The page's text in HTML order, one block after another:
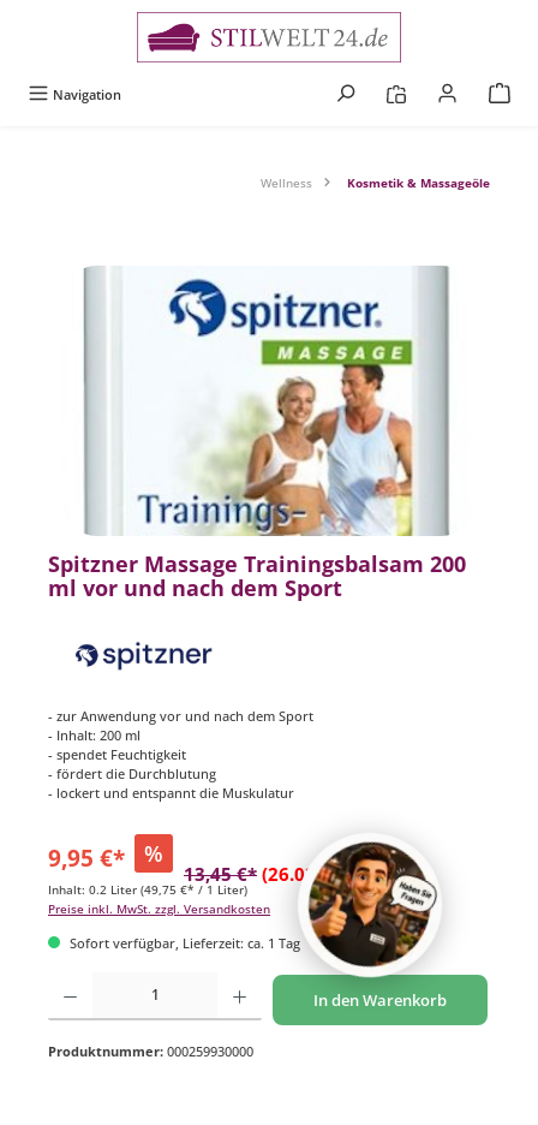
Navigation
Wellness Kosmetik & Massageöle
Bildergalerie überspringen
Spitzner Massage Trainingsbalsam 200
ml vor und nach dem Sport
- zur Anwendung vor und nach dem Sport
- Inhalt: 200 ml
- spendet Feuchtigkeit
- fördert die Durchblutung
- lockert und entspannt die Muskulatur
9,95 €* %
13,45 €* (26.02% gespart)
Inhalt: 0.2 Liter (49,75 €* / 1 Liter)
Preise inkl. MwSt. zzgl. Versandkosten
Sofort verfügbar, Lieferzeit: ca. 1 Tag
Produkt Anzahl: Gib den gewünschten Wert ein oder benutze die Schaltflächen um
In den Warenkorb
Produktnummer: 000259930000